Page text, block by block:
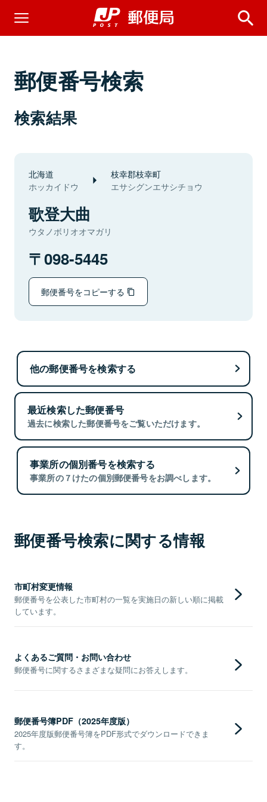
郵便番号検索
検索結果
北海道
ホッカイドウ
枝幸郡枝幸町
エサシグンエサシチョウ
歌登大曲
ウタノボリオオマガリ
098-5445
郵便番号をコピーする
他の郵便番号を検索する
最近検索した郵便番号
過去に検索した郵便番号をご覧いただけます。
事業所の個別番号を検索する
事業所の７けたの個別郵便番号をお調べします。
郵便番号検索に関する情報
市町村変更情報
郵便番号を公表した市町村の一覧を実施日の新しい順に掲載
しています。
よくあるご質問・お問い合わせ
郵便番号に関するさまざまな疑問にお答えします。
郵便番号簿PDF（2025年度版）
2025年度版郵便番号簿をPDF形式でダウンロードできま
す。